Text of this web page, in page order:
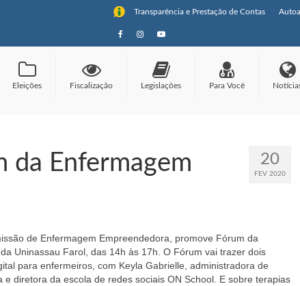
Transparência e Prestação de Contas
Eleições Fiscalização Legislações Para Você
20
FEV 2020
da Enfermagem
de Enfermagem Empreendedora, promove Fórum da
Uninassau Farol, das 14h às 17h. O Fórum vai trazer dois
para enfermeiros, com Keyla Gabrielle, administradora de
diretora da escola de redes sociais ON School. E sobre terapias